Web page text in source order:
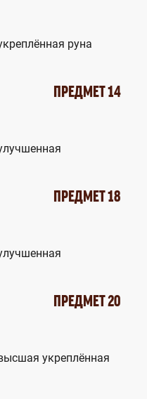
руна
ПРЕДМЕТ 14
ПРЕДМЕТ 18
ПРЕДМЕТ 20
укреплённая